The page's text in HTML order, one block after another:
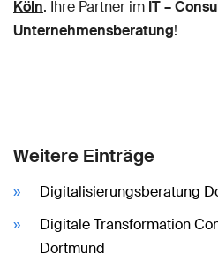
Köln. Ihre Partner im IT –
Unternehmensberatung!
Weitere Einträge
Digitalisierungsberatung
Digitale Transformation
Dortmund